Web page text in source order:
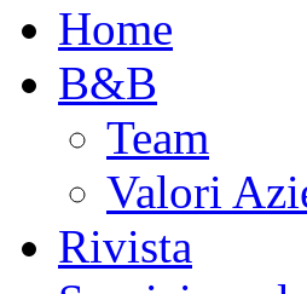
Home
B&B
Team
Valori
Rivista